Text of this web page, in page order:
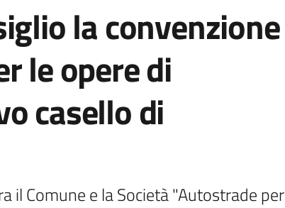
la convenzione
le opere di
casello di
il Comune e la Società "Autostrade per